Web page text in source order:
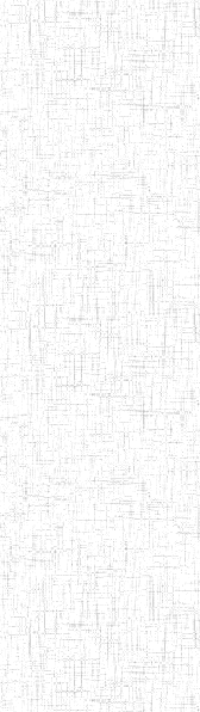
Page 4 sur 13
Préc. 1 2
Fin
03/10/